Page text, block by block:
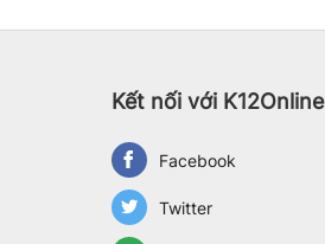
Kết nối với K12Online
Facebook
Twitter